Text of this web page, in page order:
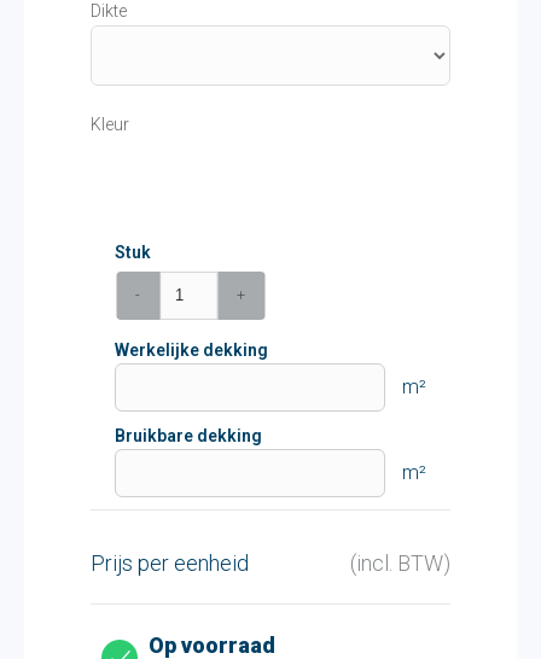
Dikte
Kleur
Stuk
- +
Bruikbare dekking
m²
Werkelijke dekking
m²
Prijs per eenheid (incl. BTW)
Op voorraad